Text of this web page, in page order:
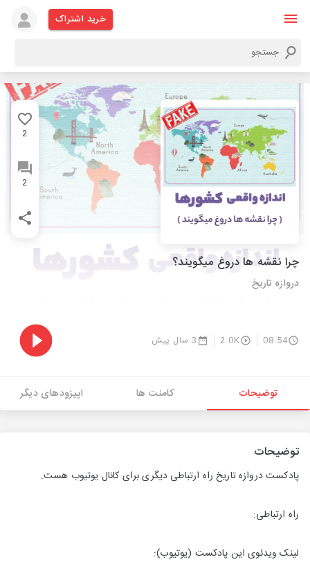
خرید اشتراک
2
2
چرا نقشه ها دروغ میگویند؟
دروازه تاریخ
08:54
2.0K 3 سال پیش
توضیحات کامنت ها اپیزودهای دیگر
توضیحات
پادکست دروازه تاریخ راه ارتباطی دیگری برای کانال یوتیوب هست.
راه ارتباطی:
لینک ویدئوی این پادکست (یوتیوب):